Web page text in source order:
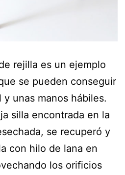
rejilla es un ejemplo
se pueden conseguir
unas manos hábiles.
silla encontrada en la
se recuperó y
con hilo de lana en
los orificios